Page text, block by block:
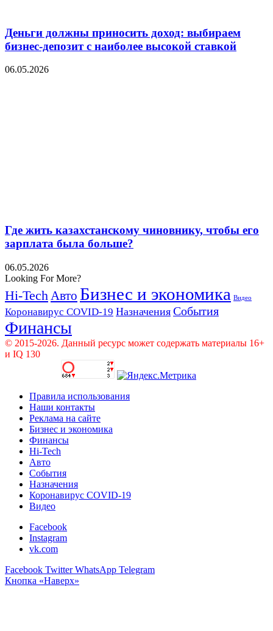
Деньги должны приносить доход: выбираем
бизнес-депозит с наиболее высокой ставкой
06.05.2026
Где жить казахстанскому чиновнику, чтобы его
зарплата была больше?
06.05.2026
Looking For More?
Hi-Tech Авто Бизнес и экономика Видео
Коронавирус COVID-19 Назначения События
Финансы
© 2015-2026. Данный ресурс может содержать материалы 16+
и IQ 130
Правила использования
Наши контакты
Реклама на сайте
Бизнес и экономика
Финансы
Hi-Tech
Авто
События
Назначения
Коронавирус COVID-19
Видео
Facebook
Instagram
vk.com
Facebook Twitter WhatsApp Telegram
Кнопка «Наверх»